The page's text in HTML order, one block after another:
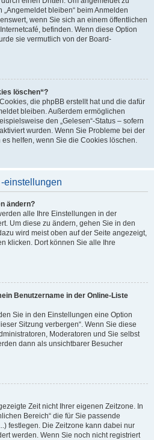
bleiben“ beim Anmelden
wenn Sie sich an einem öffentlichen
befinden. Wenn diese Option
sie vermutlich von der Board-
löschen“?
die phpBB erstellt hat und die dafür
bleiben. Außerdem ermöglichen
den „Gelesen“-Status – sofern
wurden. Wenn Sie Probleme bei der
helfen, wenn Sie die Cookies löschen.
einstellungen
ändern?
alle Ihre Einstellungen in der
Um diese zu ändern, gehen Sie in den
wird meist oben auf der Seite angezeigt,
klicken. Dort können Sie alle Ihre
Benutzername in der Online-Liste
Sie in den Einstellungen eine Option
Sitzung verbergen“. Wenn Sie diese
Moderatoren und Sie selbst
dann als unsichtbarer Besucher
Zeit nicht Ihrer eigenen Zeitzone. In
Bereich“ die für Sie passende
festlegen. Die Zeitzone kann dabei nur
werden. Wenn Sie noch nicht registriert